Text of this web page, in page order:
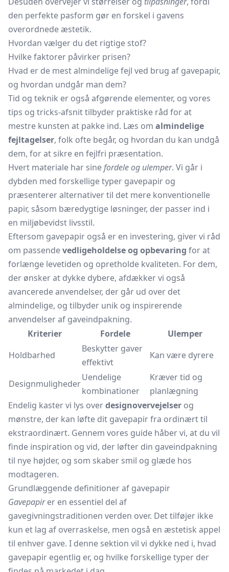
den perfekte pasform gør en forskel i gavens
overordnede æstetik.
Hvordan vælger du det rigtige stof?
Hvilke faktorer påvirker prisen?
Hvad er de mest almindelige fejl ved brug af gavepapir,
og hvordan undgår man dem?
Tid og teknik er også afgørende elementer, og vores
tips og tricks-afsnit tilbyder praktiske råd for at
mestre kunsten at pakke ind. Læs om almindelige
fejltagelser, folk ofte begår, og hvordan du kan undgå
dem, for at sikre en fejlfri præsentation.
Hvert materiale har sinefordele og ulemper. Vi går i
dybden med forskellige typer gavepapir og
præsenterer alternativer til det mere konventionelle
papir, såsom bæredygtige løsninger, der passer ind i
en miljøbevidst livsstil.
Eftersom gavepapir også er en investering, giver vi råd
om passendevedligeholdelse og opbevaring for at
forlænge levetiden og opretholde kvaliteten. For dem,
der ønsker at dykke dybere, afdækker vi også
avancerede anvendelser, der går ud over det
almindelige, og tilbyder unik og inspirerende
anvendelser af gaveindpakning.
Kriterier
Fordele
Ulemper
Holdbarhed
Beskytter gaver
effektivt
Kan være dyrere
Designmuligheder
Uendelige
kombinationer
Kræver tid og
planlægning
Endelig kaster vi lys overdesignovervejelser og
mønstre, der kan løfte dit gavepapir fra ordinært til
ekstraordinært. Gennem vores guide håber vi, at du vil
finde inspiration og vid, der løfter din gaveindpakning
til nye højder, og som skaber smil og glæde hos
modtageren.
Grundlæggende definitioner af gavepapir
Gavepapirer en essentiel del af
gavegivningstraditionen verden over. Det tilføjer ikke
kun et lag af overraskelse, men også en æstetisk appel
til enhver gave. I denne sektion vil vi dykke ned i, hvad
gavepapir egentlig er, og hvilke forskellige typer der